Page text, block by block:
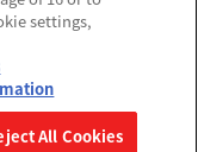
る
settings,
All Cookies